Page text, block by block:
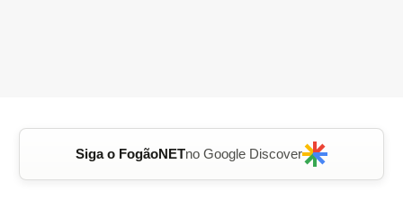
Siga o FogãoNETno Google Discover